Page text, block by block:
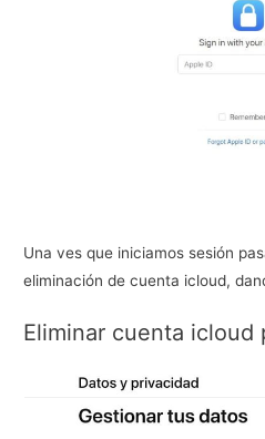
Una ves que iniciamos sesión
eliminación de cuenta icloud,
Eliminar cuenta icloud